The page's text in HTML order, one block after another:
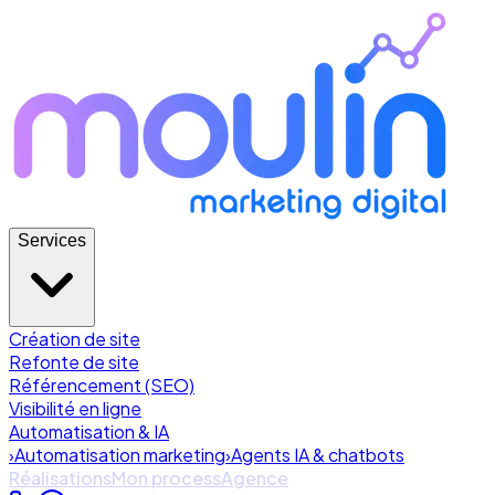
Services
Création de site
Refonte de site
Référencement (SEO)
Visibilité en ligne
Automatisation & IA
›Automatisation marketing›Agents IA & chatbots
RéalisationsMon processAgence